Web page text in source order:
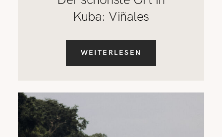
Kuba: Viñales
WEITERLESEN